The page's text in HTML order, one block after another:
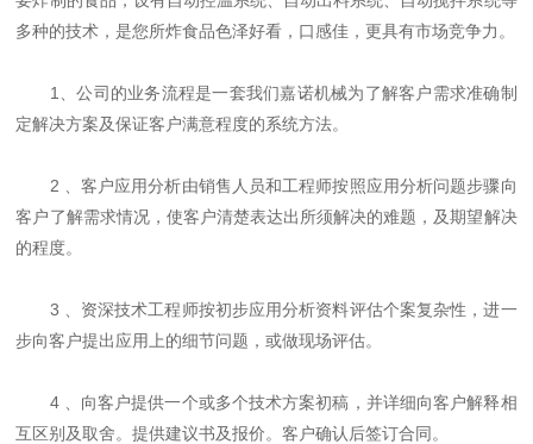
多种的技术，是您所炸食品色泽好看，口感佳，更具有市场竞争力。
1、公司的业务流程是一套我们嘉诺机械为了解客户需求准确制
定解决方案及保证客户满意程度的系统方法。
2 、客户应用分析由销售人员和工程师按照应用分析问题步骤向
客户了解需求情况，使客户清楚表达出所须解决的难题，及期望解决
的程度。
3 、资深技术工程师按初步应用分析资料评估个案复杂性，进一
步向客户提出应用上的细节问题，或做现场评估。
4 、向客户提供一个或多个技术方案初稿，并详细向客户解释相
互区别及取舍。提供建议书及报价。客户确认后签订合同。